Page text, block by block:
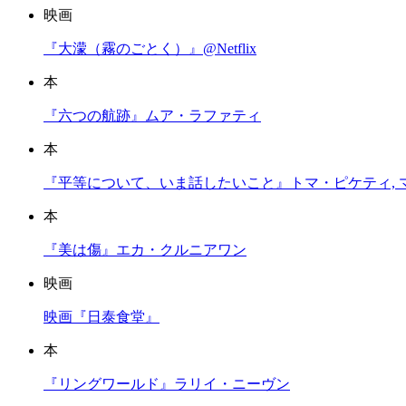
映画
『大濛（霧のごとく）』@Netflix
本
『六つの航跡』ムア・ラファティ
本
『平等について、いま話したいこと』トマ・ピケティ,
本
『美は傷』エカ・クルニアワン
映画
映画『日泰食堂』
本
『リングワールド』ラリイ・ニーヴン